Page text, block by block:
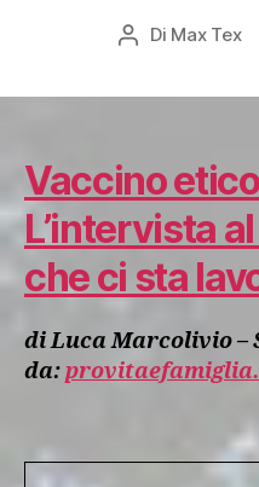
Autore
Di Max Tex
Vaccino
L’intervista
che ci sta
di Luca Marcolivio –
da: